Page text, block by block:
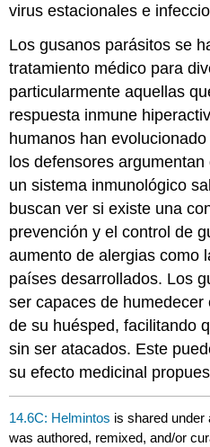
virus estacionales e
Los gusanos parásitos se
tratamiento médico para
particularmente aquellas
respuesta inmune
humanos han
los defensores
un sistema inmunológico
buscan ver si existe una
prevención y el control de
aumento de alergias como
países desarrollados. Los
ser capaces de
de su huésped, facilitando
sin ser atacados. Este
su efecto medicinal
14.6C: Helmintos is shared
was authored, remixed, and/or